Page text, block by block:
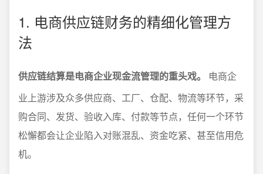
1. 电商供应链财务的精细化管理方
法
供应链结算是电商企业现金流管理的重头戏。
电商企
业上游涉及众多供应商、工厂、仓配、物流等环节，采
购合同、发货、验收入库、付款等节点，任何一个环节
松懈都会让企业陷入对账混乱、资金吃紧、甚至信用危
机。